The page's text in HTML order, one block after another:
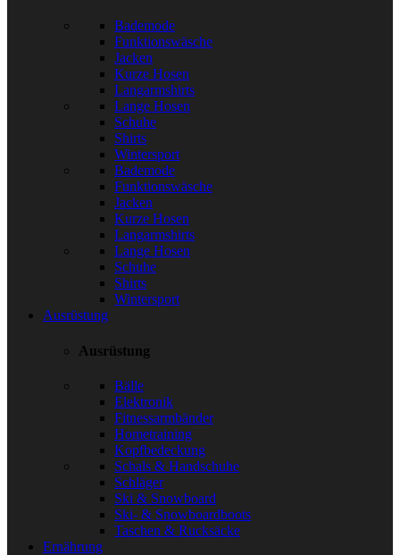
Bademode
Funktionswäsche
Jacken
Kurze Hosen
Langarmshirts
Lange Hosen
Schuhe
Shirts
Wintersport
Bademode
Funktionswäsche
Jacken
Kurze Hosen
Langarmshirts
Lange Hosen
Schuhe
Shirts
Wintersport
Ausrüstung
Ausrüstung
Bälle
Elektronik
Fitnessarmbänder
Hometraining
Kopfbedeckung
Schals & Handschuhe
Schläger
Ski & Snowboard
Ski- & Snowboardboots
Taschen & Rucksäcke
Ernährung